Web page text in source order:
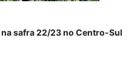
safra 22/23 no Centro-Sul